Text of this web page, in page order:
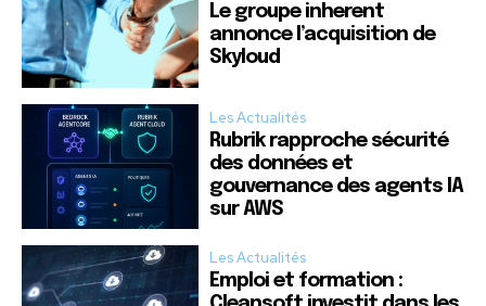
Le groupe inherent
annonce l’acquisition de
Skyloud
Les Actualités
Rubrik rapproche sécurité
des données et
gouvernance des agents IA
sur AWS
Les Actualités
Emploi et formation :